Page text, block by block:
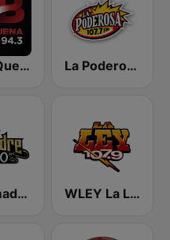
KBUE Que Buena 105.5 / 94.3 FM (US Only) La Poderosa Aguascalientes
La Comadre 1260 AM WLEY La LEY 107.9